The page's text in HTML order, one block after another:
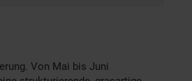
Von Mai bis Juni